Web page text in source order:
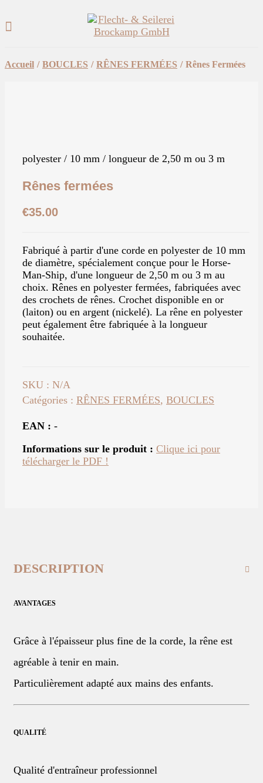
Accueil / BOUCLES / RÊNES FERMÉES / Rênes Fermées
polyester / 10 mm / longueur de 2,50 m ou 3 m
Rênes fermées
€35.00
Fabriqué à partir d'une corde en polyester de 10 mm
de diamètre, spécialement conçue pour le Horse-
Man-Ship, d'une longueur de 2,50 m ou 3 m au
choix. Rênes en polyester fermées, fabriquées avec
des crochets de rênes. Crochet disponible en or
(laiton) ou en argent (nickelé). La rêne en polyester
peut également être fabriquée à la longueur
souhaitée.
SKU : N/A
Catégories : RÊNES FERMÉES, BOUCLES
EAN : -
Informations sur le produit : Clique ici pour
télécharger le PDF !
DESCRIPTION
AVANTAGES
Grâce à l'épaisseur plus fine de la corde, la rêne est
agréable à tenir en main.
Particulièrement adapté aux mains des enfants.
QUALITÉ
Qualité d'entraîneur professionnel